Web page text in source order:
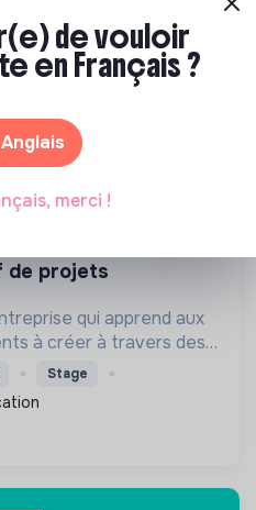
qui apprend aux
à créer à travers des
vidéo,
une ambiance ludique et
Stage
de vouloir
en Français ?
merci !